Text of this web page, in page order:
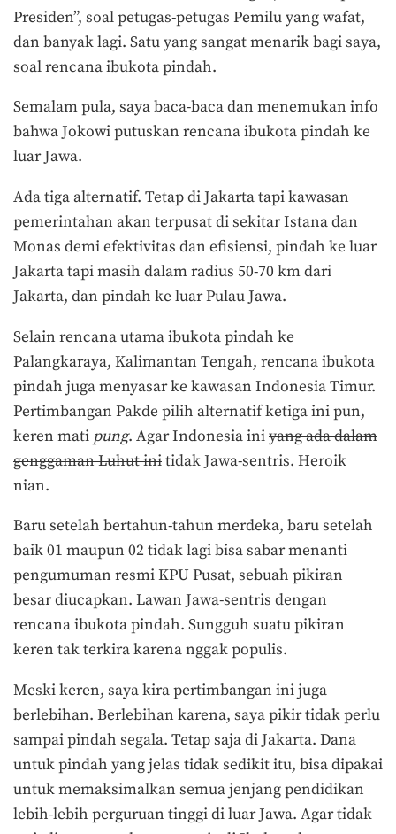
Presiden”, soal petugas-petugas Pemilu yang wafat,
dan banyak lagi. Satu yang sangat menarik bagi saya,
soal rencana ibukota pindah.
Semalam pula, saya baca-baca dan menemukan info
bahwa Jokowi putuskan rencana ibukota pindah ke
luar Jawa.
Ada tiga alternatif. Tetap di Jakarta tapi kawasan
pemerintahan akan terpusat di sekitar Istana dan
Monas demi efektivitas dan efisiensi, pindah ke luar
Jakarta tapi masih dalam radius 50-70 km dari
Jakarta, dan pindah ke luar Pulau Jawa.
Selain rencana utama ibukota pindah ke
Palangkaraya, Kalimantan Tengah, rencana ibukota
pindah juga menyasar ke kawasan Indonesia Timur.
Pertimbangan Pakde pilih alternatif ketiga ini pun,
keren mati pung. Agar Indonesia iniyang ada dalam
genggaman Luhut initidak Jawa-sentris. Heroik
nian.
Baru setelah bertahun-tahun merdeka, baru setelah
baik 01 maupun 02 tidak lagi bisa sabar menanti
pengumuman resmi KPU Pusat, sebuah pikiran
besar diucapkan. Lawan Jawa-sentris dengan
rencana ibukota pindah. Sungguh suatu pikiran
keren tak terkira karena nggak populis.
Meski keren, saya kira pertimbangan ini juga
berlebihan. Berlebihan karena, saya pikir tidak perlu
sampai pindah segala. Tetap saja di Jakarta. Dana
untuk pindah yang jelas tidak sedikit itu, bisa dipakai
untuk memaksimalkan semua jenjang pendidikan
lebih-lebih perguruan tinggi di luar Jawa. Agar tidak